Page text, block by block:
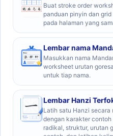
Buat stroke order
panduan pinyin dan
pada halaman yang
Lembar nama
Masukkan nama
worksheet urutan
untuk tiap nama.
Lembar Hanzi
Latih satu Hanzi secara
dengan karakter contoh
radikal, struktur, urutan